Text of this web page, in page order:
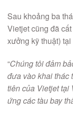
Sau khoảng ba
Vietjet cũng đã
xưởng kỹ thuật)
“Chúng tôi đảm
đưa vào khai thác
tiên của Vietjet tại
ứng các tàu bay